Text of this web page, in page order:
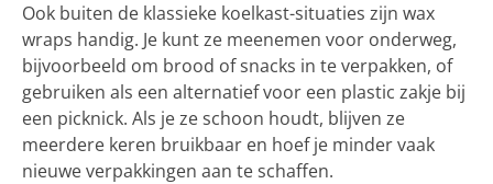
Ook buiten de klassieke koelkast-situaties zijn wax
wraps handig. Je kunt ze meenemen voor onderweg,
bijvoorbeeld om brood of snacks in te verpakken, of
gebruiken als een alternatief voor een plastic zakje bij
een picknick. Als je ze schoon houdt, blijven ze
meerdere keren bruikbaar en hoef je minder vaak
nieuwe verpakkingen aan te schaffen.